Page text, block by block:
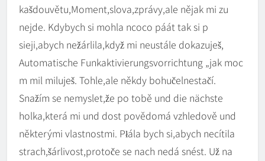
kašdouvětu,Moment,slova,zprávy,ale nějak mi zu
nejde. Kdybych si mohla ncoco páát tak si p
sieji,abych nežárlila,když mi neustále dokazuješ,
Automatische Funkaktivierungsvorrichtung „jak moc
m mil miluješ. Tohle,ale někdy bohučelnestačí.
Snažím se nemyslet,že po tobě und die nächste
holka,která mi und dost povědomá vzhledově und
některými vlastnostmi. Płála bych si,abych necítila
strach,šárlivost,protoče se nach nedá snést. Už na